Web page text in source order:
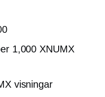
1,000 XNUMX
visningar